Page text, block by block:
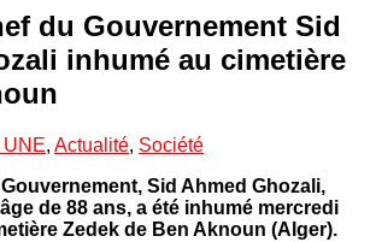
du Gouvernement Sid
inhumé au cimetière
UNE, Actualité, Société
Sid Ahmed Ghozali,
de 88 ans, a été inhumé mercredi
Zedek de Ben Aknoun (Alger).